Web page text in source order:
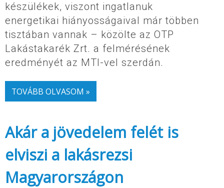
készülékek, viszont ingatlanuk
energetikai hiányosságaival már többen
tisztában vannak – közölte az OTP
Lakástakarék Zrt. a felmérésének
eredményét az MTI-vel szerdán.
TOVÁBB OLVASOM »
Akár a jövedelem felét is
elviszi a lakásrezsi
Magyarországon